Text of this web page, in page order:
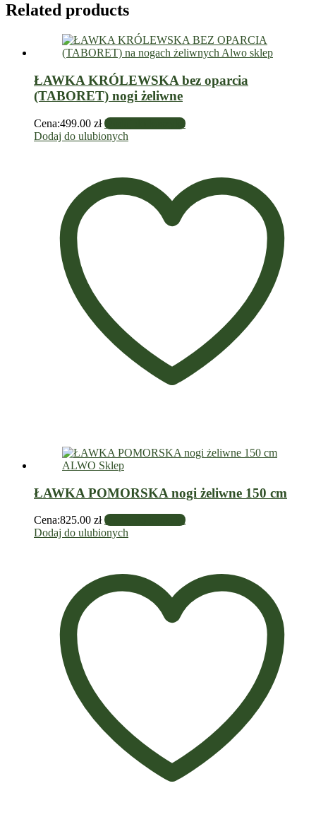
Related products
ŁAWKA KRÓLEWSKA bez oparcia
(TABORET) nogi żeliwne
Cena:499.00 zł Dodaj do koszyka
Dodaj do ulubionych
ŁAWKA POMORSKA nogi żeliwne 150 cm
Cena:825.00 zł Dodaj do koszyka
Dodaj do ulubionych